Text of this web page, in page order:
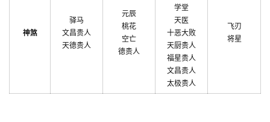
神煞
驿马
文昌贵人
天德贵人
元辰
桃花
空亡
德贵人
学堂
天医
十恶大败
天厨贵人
福星贵人
文昌贵人
太极贵人
飞刃
将星